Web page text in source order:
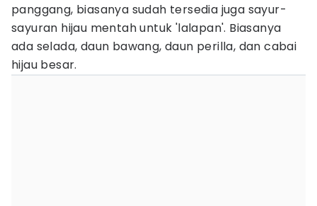
panggang, biasanya sudah tersedia juga sayur-
sayuran hijau mentah untuk 'lalapan'. Biasanya
ada selada, daun bawang, daun perilla, dan cabai
hijau besar.